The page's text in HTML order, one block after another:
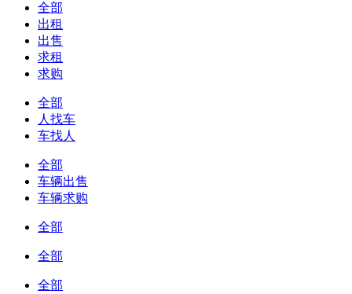
全部
出租
出售
求租
求购
全部
人找车
车找人
全部
车辆出售
车辆求购
全部
全部
全部